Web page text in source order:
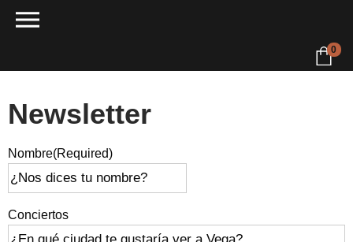
0
Newsletter
Newsletter
Nombre(Required)
Conciertos